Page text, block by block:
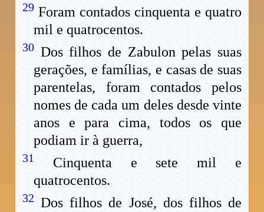
29 Foram contados cinquenta e quatro
mil e quatrocentos.
30 Dos filhos de Zabulon pelas suas
gerações, e famílias, e casas de suas
parentelas, foram contados pelos
nomes de cada um deles desde vinte
anos e para cima, todos os que
podiam ir à guerra,
31
Cinquenta e sete mil e
quatrocentos.
32 Dos filhos de José, dos filhos de